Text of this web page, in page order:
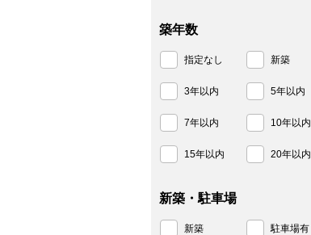
築年数
指定なし 新築
3年以内 5年以内
7年以内 10年以内
15年以内 20年以内
新築・駐車場
新築 駐車場有